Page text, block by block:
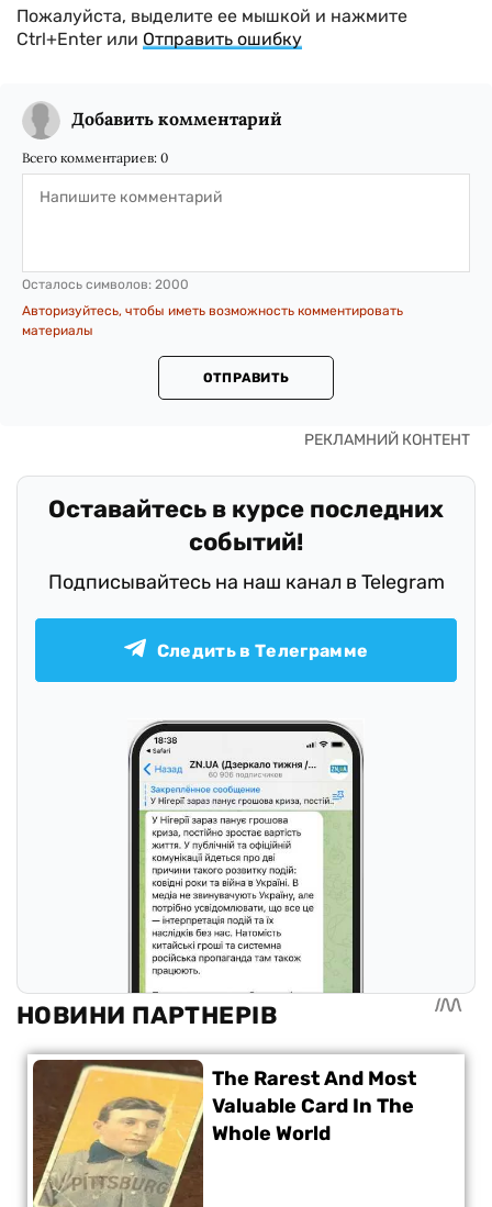
Пожалуйста, выделите ее мышкой и нажмите
Ctrl+Enter или Отправить ошибку
Добавить комментарий
Всего комментариев: 0
Осталось символов: 2000
Авторизуйтесь, чтобы иметь возможность комментировать
материалы
ОТПРАВИТЬ
Оставайтесь в курсе последних
событий!
Подписывайтесь на наш канал в Telegram
Следить в Телеграмме